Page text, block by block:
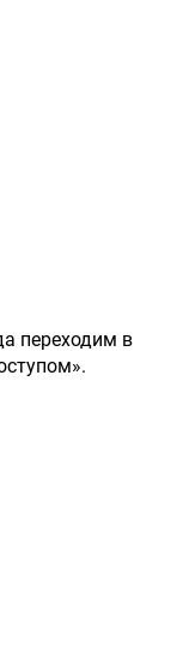
переходим в